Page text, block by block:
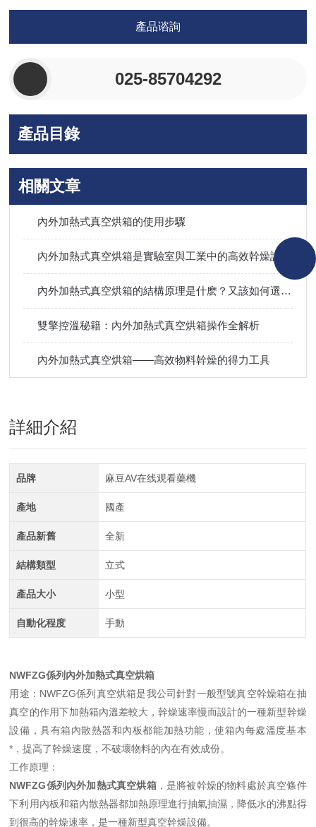
產品谘詢
025-85704292
產品目錄
相關文章
內外加熱式真空烘箱的使用步驟
內外加熱式真空烘箱是實驗室與工業中的高效幹燥設備
內外加熱式真空烘箱的結構原理是什麽？又該如何選用？
雙擎控溫秘籍：內外加熱式真空烘箱操作全解析
內外加熱式真空烘箱——高效物料幹燥的得力工具
詳細介紹
品牌 麻豆AV在线观看藥機
產地 國產
產品新舊 全新
結構類型 立式
產品大小 小型
自動化程度 手動
NWFZG係列內外加熱式真空烘箱
用途：NWFZG係列真空烘箱是我公司針對一般型號真空幹燥箱在抽
真空的作用下加熱箱內溫差較大，幹燥速率慢而設計的一種新型幹燥
設備，具有箱內散熱器和內板都能加熱功能，使箱內每處溫度基本
*，提高了幹燥速度，不破壞物料的內在有效成份。
工作原理：
NWFZG係列內外加熱式真空烘箱，是將被幹燥的物料處於真空條件
下利用內板和箱內散熱器都加熱原理進行抽氣抽濕，降低水的沸點得
到很高的幹燥速率，是一種新型真空幹燥設備。